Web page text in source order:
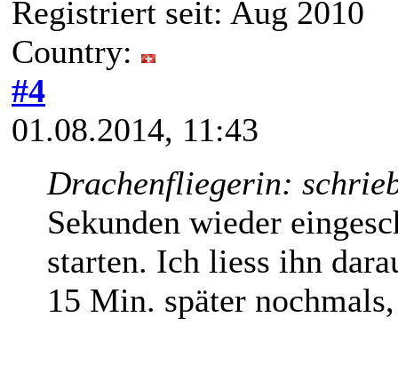
Registriert seit: Aug 2010
Country:
#4
01.08.2014, 11:43
Drachenfliegerin:
Sekunden wieder
starten. Ich liess ihn
15 Min. später